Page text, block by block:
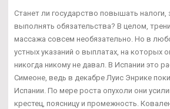
Станет ли государство повышать налоги,
выполнять обязательства? В целом,
массажа совсем необязательно. Но в
устных указаний о выплатах, на которых
никогда никому не давал. В Испании это
Симеоне, ведь в декабре Луис Энрике
Испании. По мере роста опухоли они
крестец, поясницу и промежность.